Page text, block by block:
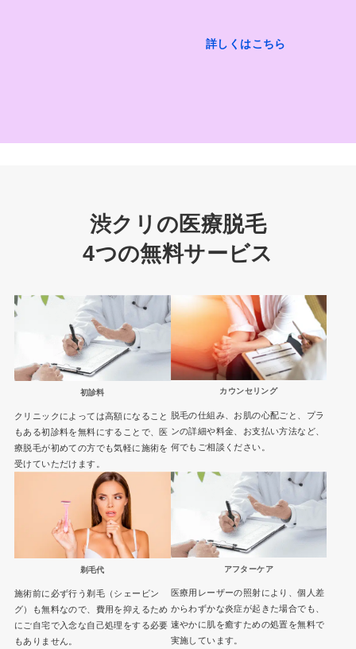
詳しくはこちら
渋クリの医療脱毛
4つの無料サービス
初診料
クリニックによっては高額になること
もある初診料を無料にすることで、医
療脱毛が初めての方でも気軽に施術を
受けていただけます。
カウンセリング
脱毛の仕組み、お肌の心配ごと、プラ
ンの詳細や料金、お支払い方法など、
何でもご相談ください。
剃毛代
施術前に必ず行う剃毛（シェービン
グ）も無料なので、費用を抑えるため
にご自宅で入念な自己処理をする必要
もありません。
アフターケア
医療用レーザーの照射により、個人差
からわずかな炎症が起きた場合でも、
速やかに肌を癒すための処置を無料で
実施しています。